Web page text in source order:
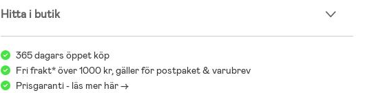
Hitta i butik
365 dagars öppet köp
Fri frakt* över 1000 kr, gäller för postpaket & varubrev
Prisgaranti - läs mer här ->